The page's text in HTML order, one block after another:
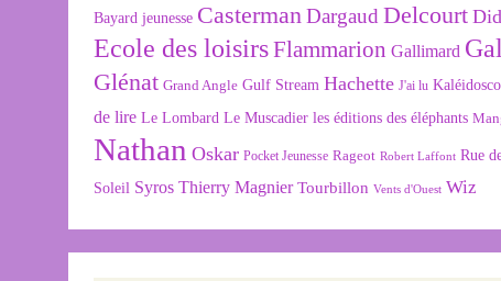
Bayard jeunesse CastermanDargaud Delcourt
Ecole des loisirsFlammarion Gallimard
Glénat Grand Angle Gulf Stream Hachette J'ai lu
de lire Le Lombard Le Muscadier les éditions des éléphants
Nathan Oskar Pocket Jeunesse Rageot Robert Laffont Rue
Soleil Syros Thierry Magnier Tourbillon Vents d'Ouest Wiz